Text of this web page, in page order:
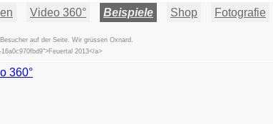
Video 360° Beispiele Shop Fotografie
auf der Seite. Wir grüssen Oxnard.
2013</a>
360°